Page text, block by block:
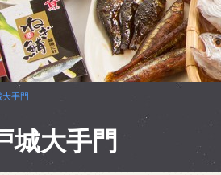
大手門
城大手門